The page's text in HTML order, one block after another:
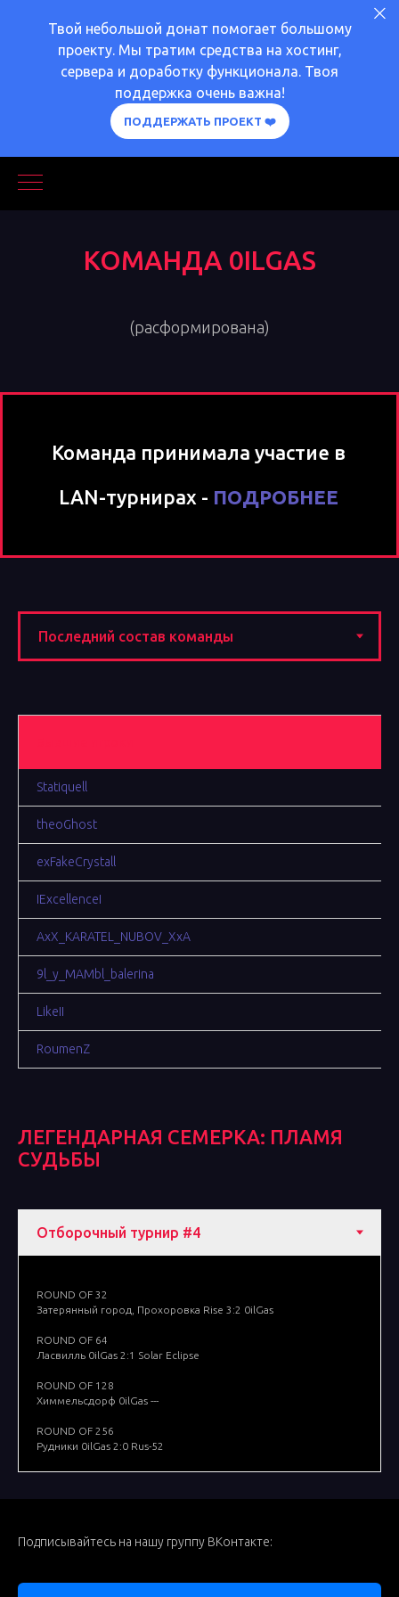
Твой небольшой донат помогает большому
проекту. Мы тратим средства на хостинг,
сервера и доработку функционала. Твоя
поддержка очень важна!
ПОДДЕРЖАТЬ ПРОЕКТ ❤️
КОМАНДА 0ILGAS
(расформирована)
Команда принимала участие в
LAN-турнирах - ПОДРОБНЕЕ
Statiquell
theoGhost
exFakeCrystall
IExcellenceI
AxX_KARATEL_NUBOV_XxA
9l_y_MAMbl_balerina
LikeII
RoumenZ
ЛЕГЕНДАРНАЯ СЕМЕРКА: ПЛАМЯ
СУДЬБЫ
ROUND OF 32
Затерянный город, Прохоровка Rise 3:2 0ilGas
ROUND OF 64
Ласвилль 0ilGas 2:1 Solar Eclipse
ROUND OF 128
Химмельсдорф 0ilGas ---
ROUND OF 256
Рудники 0ilGas 2:0 Rus-52
Подписывайтесь на нашу группу ВКонтакте: